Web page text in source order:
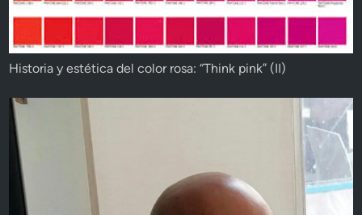
Historia y estética del color rosa: “Think pink” (II)